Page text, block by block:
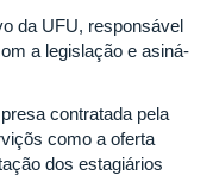
da UFU, responsável
a legislação e asiná-
contratada pela
como a oferta
dos estagiários